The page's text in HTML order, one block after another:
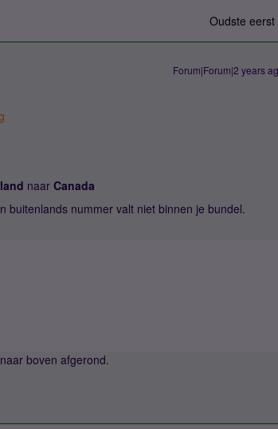
Oudste eerst
Forum|Forum|2 years
naar Canada
buitenlands nummer valt niet binnen je bundel.
boven afgerond.